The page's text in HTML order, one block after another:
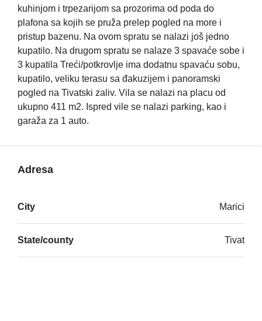
kuhinjom i trpezarijom sa prozorima od poda do
plafona sa kojih se pruža prelep pogled na more i
pristup bazenu. Na ovom spratu se nalazi još jedno
kupatilo. Na drugom spratu se nalaze 3 spavaće sobe i
3 kupatila Treći/potkrovlje ima dodatnu spavaću sobu,
kupatilo, veliku terasu sa đakuzijem i panoramski
pogled na Tivatski zaliv. Vila se nalazi na placu od
ukupno 411 m2. Ispred vile se nalazi parking, kao i
garaža za 1 auto.
Adresa
City Marici
State/county Tivat